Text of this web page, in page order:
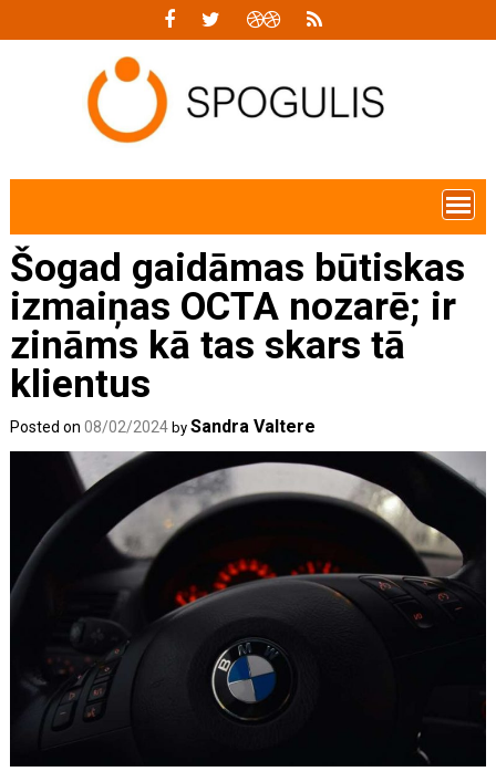
Šogad gaidāmas būtiskas
izmaiņas OCTA nozarē; ir
zināms kā tas skars tā
klientus
Posted on08/02/2024 bySandra Valtere